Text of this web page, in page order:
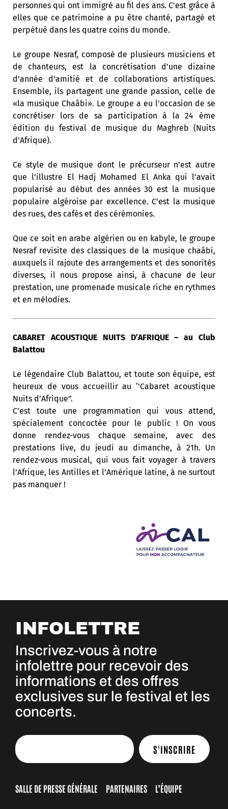
personnes qui ont immigré au fil des ans. C’est grâce à
elles que ce patrimoine a pu être chanté, partagé et
perpétué dans les quatre coins du monde.
Le groupe Nesraf, composé de plusieurs musiciens et
de chanteurs, est la concrétisation d’une dizaine
d’année d’amitié et de collaborations artistiques.
Ensemble, ils partagent une grande passion, celle de
«la musique Chaâbi». Le groupe a eu l’occasion de se
concrétiser lors de sa participation à la 24 ème
édition du festival de musique du Maghreb (Nuits
d’Afrique).
Ce style de musique dont le précurseur n’est autre
que l’illustre El Hadj Mohamed El Anka qui l’avait
popularisé au début des années 30 est la musique
populaire algéroise par excellence. C’est la musique
des rues, des cafés et des cérémonies.
Que ce soit en arabe algérien ou en kabyle, le groupe
Nesraf revisite des classiques de la musique chaâbi,
auxquels il rajoute des arrangements et des sonorités
diverses, il nous propose ainsi, à chacune de leur
prestation, une promenade musicale riche en rythmes
et en mélodies.
CABARET ACOUSTIQUE NUITS D’AFRIQUE – au Club
Balattou
Le légendaire Club Balattou, et toute son équipe, est
heureux de vous accueillir au ‘’Cabaret acoustique
Nuits d’Afrique”.
C’est toute une programmation qui vous attend,
spécialement concoctée pour le public ! On vous
donne rendez-vous chaque semaine, avec des
prestations live, du jeudi au dimanche, à 21h. Un
rendez-vous musical, qui vous fait voyager à travers
l’Afrique, les Antilles et l’Amérique latine, à ne surtout
pas manquer !
INFOLETTRE
Inscrivez-vous à notre
infolettre pour recevoir des
informations et des offres
exclusives sur le festival et les
concerts.
S'INSCRIRE
SALLE DE PRESSE GÉNÉRALE PARTENAIRES L’ÉQUIPE